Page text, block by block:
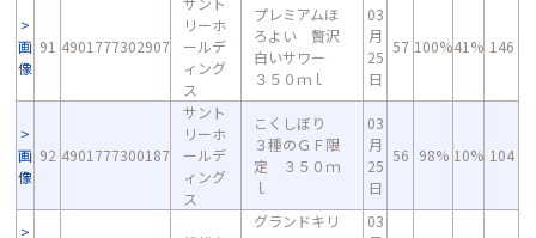
画
像
91 4901777302907
リーホ
ールデ
ィング
ス
プレミアムほ
ろよい 贅沢
白いサワー
３５０ｍｌ
03
月
25
日
57 100%41% 146
画
像
92 4901777300187
サント
リーホ
ールデ
ィング
ス
こくしぼり
３種のＧＦ限
定 ３５０ｍ
ｌ
03
月
25
日
56 98% 10% 104
グランドキリ
03